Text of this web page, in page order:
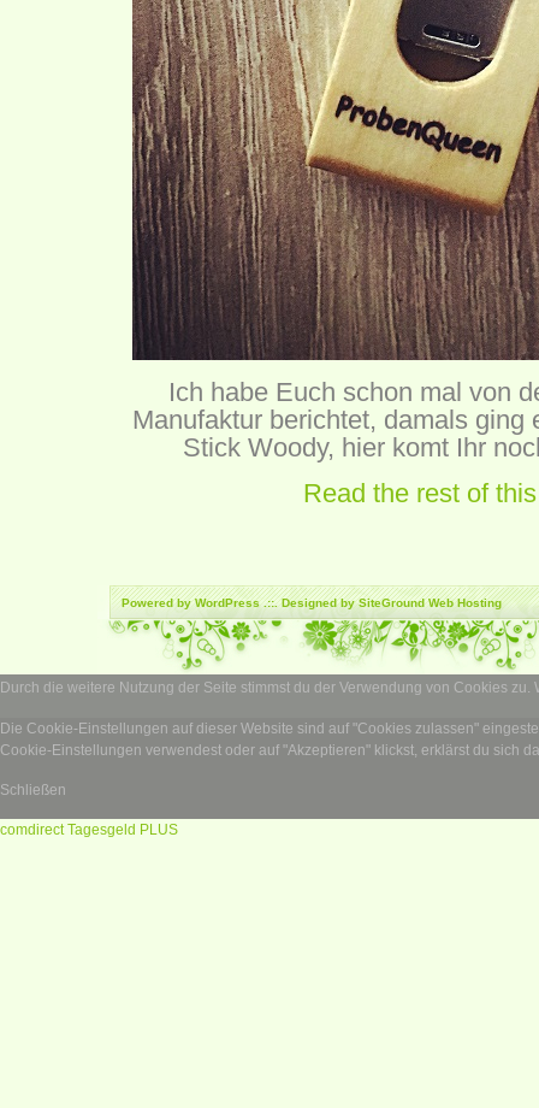
Ich habe Euch schon mal von
Manufaktur berichtet, damals ging
Stick Woody, hierkomt Ihr
Read the rest of
Powered byWordPress.::. Designed by SiteGroundWeb Hosting
Durch die weitere Nutzung der Seite stimmst du der Verwendung von Cookies zu.
Die Cookie-Einstellungen auf dieser Website sind auf "Cookies zulassen"
Cookie-Einstellungen verwendest oder auf "Akzeptieren" klickst, erklärst du sich
Schließen
comdirect Tagesgeld PLUS